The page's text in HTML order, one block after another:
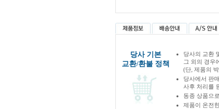
당사 기본
교환/환불 정책
당사의 교환
그 외의 경우
(단, 제품의
당사에서 판
사후 처리를
동종 상품으
제품이 온전